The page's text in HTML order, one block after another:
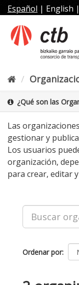
al
contenido
Español | English |
¿Qué son las
Las
gestionar y
Los usuarios
organización,
para crear, editar
Ordenar por